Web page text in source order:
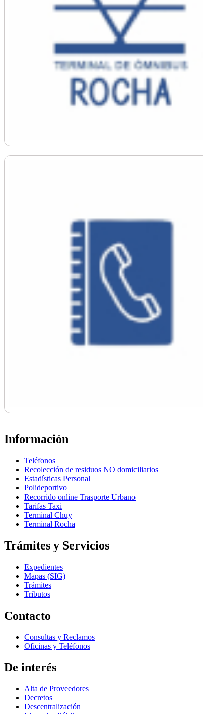
Información
Teléfonos
Recolección de residuos NO domiciliarios
Estadísticas Personal
Polideportivo
Recorrido online Trasporte Urbano
Tarifas Taxi
Terminal Chuy
Terminal Rocha
Trámites y Servicios
Expedientes
Mapas (SIG)
Trámites
Tributos
Contacto
Consultas y Reclamos
Oficinas y Teléfonos
De interés
Alta de Proveedores
Decretos
Descentralización